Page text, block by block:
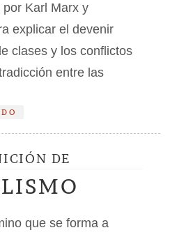
Karl Marx y
explicar el devenir
clases y los conflictos
entre las
DE
que se forma a